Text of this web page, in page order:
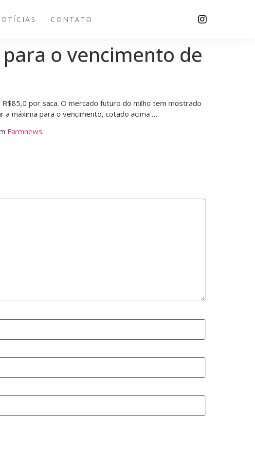
CONTATO
o vencimento de
por saca. O mercado futuro do milho tem mostrado
máxima para o vencimento, cotado acima …
Farmnews.